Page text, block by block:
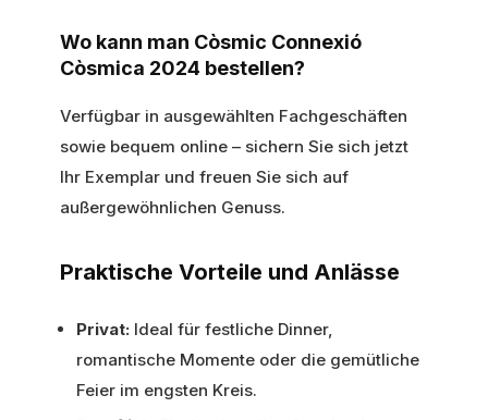
Wo kann man Còsmic Connexió
Còsmica 2024 bestellen?
Verfügbar in ausgewählten Fachgeschäften
sowie bequem online – sichern Sie sich jetzt
Ihr Exemplar und freuen Sie sich auf
außergewöhnlichen Genuss.
Praktische Vorteile und Anlässe
Privat: Ideal für festliche Dinner,
romantische Momente oder die gemütliche
Feier im engsten Kreis.